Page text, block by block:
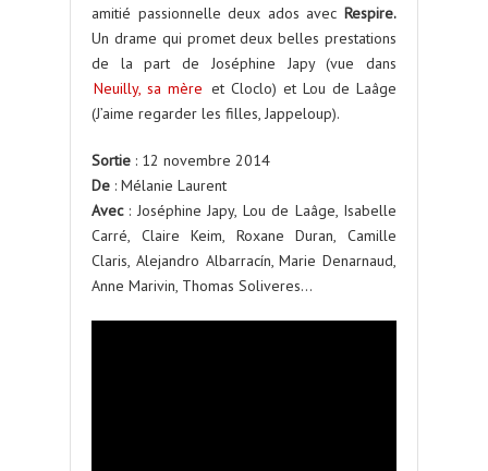
amitié passionnelle deux ados avec Respire.
Un drame qui promet deux belles prestations
de la part de Joséphine Japy (vue dans
Neuilly, sa mère et Cloclo) et Lou de Laâge
(J’aime regarder les filles, Jappeloup).
Sortie : 12 novembre 2014
De : Mélanie Laurent
Avec: Joséphine Japy, Lou de Laâge, Isabelle
Carré, Claire Keim, Roxane Duran, Camille
Claris, Alejandro Albarracín, Marie Denarnaud,
Anne Marivin, Thomas Soliveres…